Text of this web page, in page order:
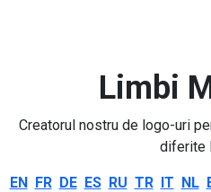
Limbi
Creatorul nostru de logo-uri
diferite
EN FR DE ES RU TR IT NL